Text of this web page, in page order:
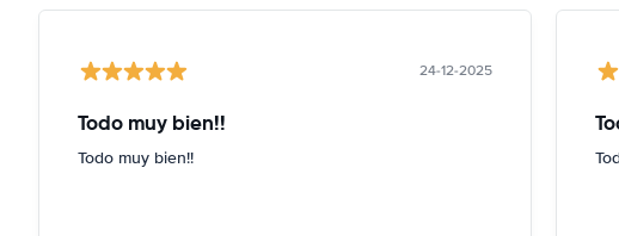
24-12-2025
Todo muy bien!!
Todo muy bien!!